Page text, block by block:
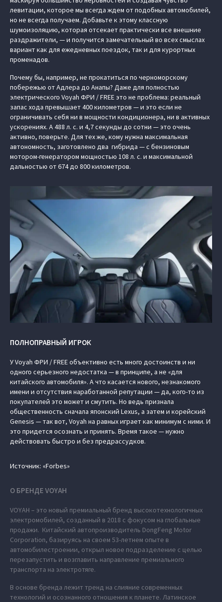
левитации, которое мы всегда ждем от подобных автомобилей,
но не всегда получаем. Добавьте к этому классную
шумоизоляцию, которая отсекает практически все внешние
раздражители, — и получится замечательный во всех смыслах
вариант как для ежедневных поездок, так и для курортных
променадов.
Почему бы, например, не прокатиться по черноморскому
побережью от Адлера до Анапы? Даже для полностью
электрического Voyah ФРИ / FREE это не проблема: реальный
запас хода превышает 400 километров — и это если не
ограничивать себя ни в мощности кондиционера, ни в активных
ускорениях. А 488 л. с. и 4,7 секунды до сотни — это очень
активно, поверьте. Для тех же, кому нужна максимальная
автономность, заготовлено два гибрида — с бензиновым
мотором-генератором мощностью 108 л. с. и максимальной
дальностью от 674 до 800 километров.
ПОЛНОПРАВНЫЙ ИГРОК
У Voyah ФРИ / FREE объективно есть много достоинств и ни
одного серьезного недостатка — в принципе, а не «для
китайского автомобиля». А что касается нового, незнакомого
имени и отсутствия наработанной репутации — да, кого-то из
покупателей это может и смутить. Но ведь признала
общественность сначала японский Lexus, а затем и корейский
Genesis — так вот, Voyah на равных играет как минимум с ними. И
это придется осознать и принять. Время такое — нужно
действовать быстро и без предрассудков.
Источник: «Forbes»
О БРЕНДЕ VOYAH
VOYAH – это новый премиальный бренд высокотехнологичных
электромобилей, созданный в 2018 с фокусом на глобальные
продажи. Китайский автопроизводитель DongFeng Motor
Corporation, базируясь на своем 53-летнем опыте в
автомобилестроении, открыл новое подразделение с целью
перезапустить и возглавить направление премиального
транспорта на электротяге.
В основе бренда лежит тренд на слияние современных
технологий и осознанного отношения к планете. Латинское